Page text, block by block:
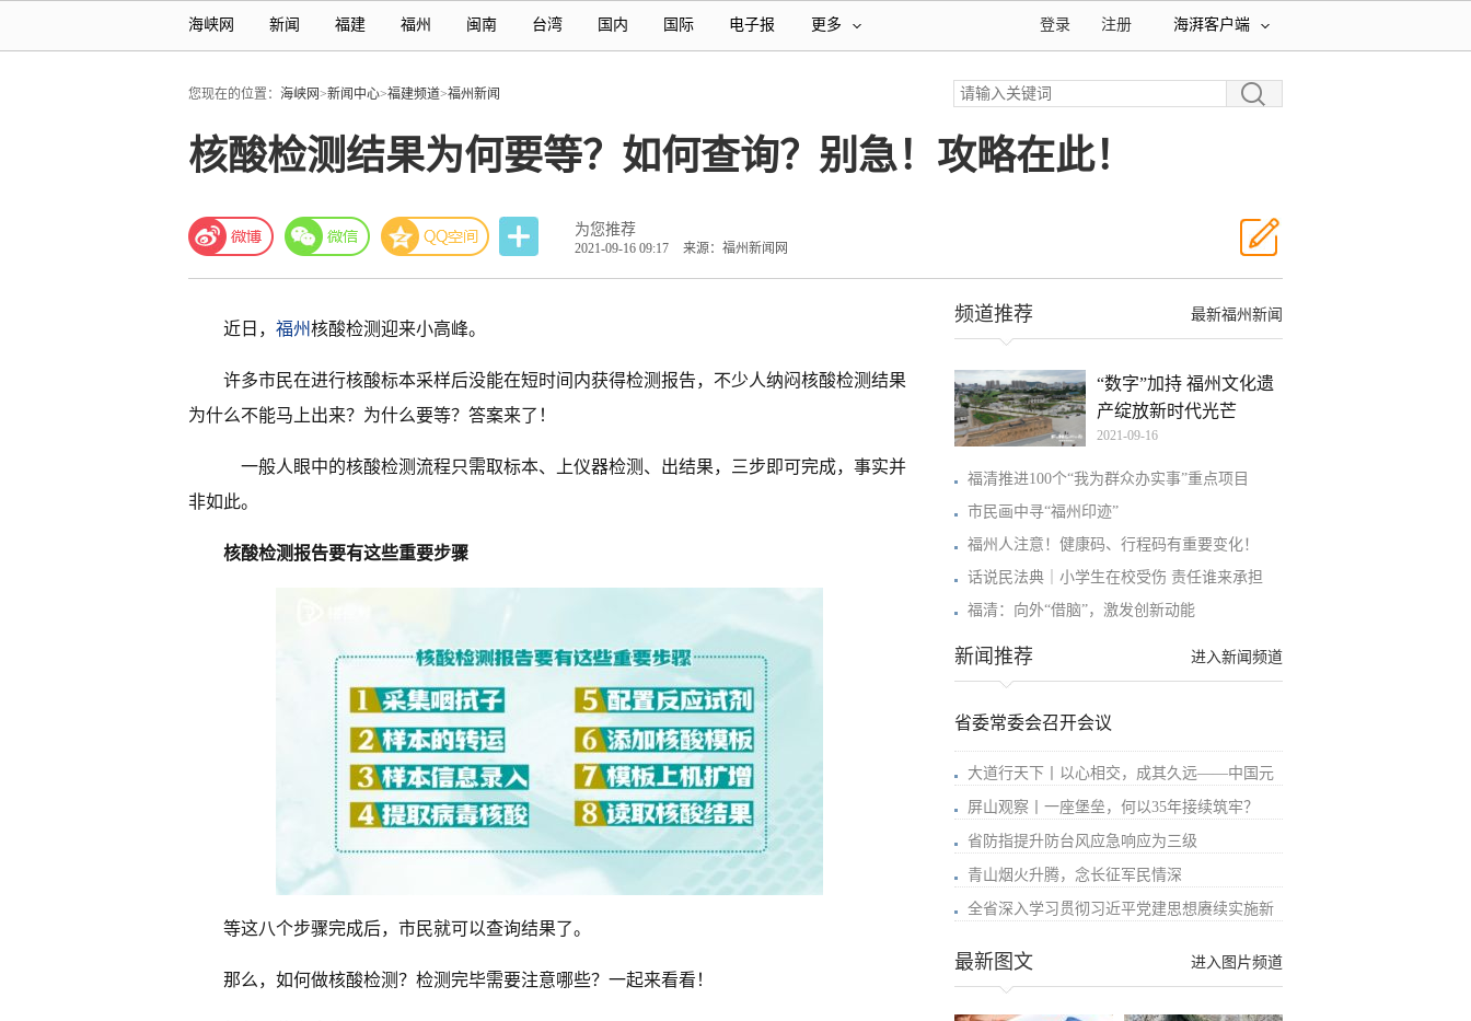
海峡网 新闻 福建 福州 闽南 台湾 国内 国际 电子报 更多 海湃客户端
注册
登录
您现在的位置： 海峡网>新闻中心>福建频道>福州新闻
核酸检测结果为何要等？如何查询？别急！攻略在此！
为您推荐
2021-09-16 09:17 来源：福州新闻网
近日， 福州核酸检测迎来小高峰。
许多市民在进行核酸标本采样后没能在短时间内获得检测报告，不少人纳闷核酸检测结果
为什么不能马上出来？为什么要等？答案来了！
一般人眼中的核酸检测流程只需取标本、上仪器检测、出结果，三步即可完成，事实并
非如此。
核酸检测报告要有这些重要步骤
等这八个步骤完成后，市民就可以查询结果了。
那么，如何做核酸检测？检测完毕需要注意哪些？一起来看看！
最新福州新闻
频道推荐
“数字”加持 福州文化遗
产绽放新时代光芒
2021-09-16
福清推进100个“我为群众办实事”重点项目
市民画中寻“福州印迹”
福州人注意！健康码、行程码有重要变化！
话说民法典｜小学生在校受伤 责任谁来承担
福清：​​向外“借脑”，激发创新动能
进入新闻频道
新闻推荐
省委常委会召开会议
大道行天下丨以心相交，成其久远——中国元
屏山观察丨一座堡垒，何以35年接续筑牢？
省防指提升防台风应急响应为三级
青山烟火升腾，念长征军民情深
全省深入学习贯彻习近平党建思想赓续实施新
进入图片频道
最新图文